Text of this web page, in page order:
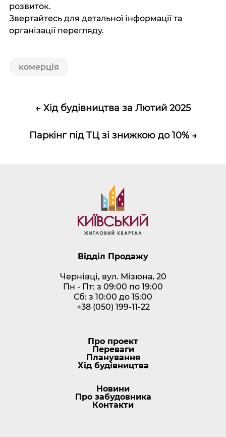
розвиток.
Звертайтесь для детальної інформації та
організації перегляду.
комерція
← Хід будівництва за Лютий 2025
Паркінг під ТЦ зі знижкою до 10% →
Відділ Продажу
Чернівці, вул. Мізюна, 20
Пн - Пт: з 09:00 по 19:00
Сб: з 10:00 до 15:00
+38 (050) 199-11-22
Про проект
Переваги
Планування
Хід будівництва
Новини
Про забудовника
Контакти